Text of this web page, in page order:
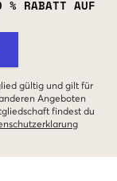
% RABATT AUF
gültig und gilt für
Angeboten
findest du